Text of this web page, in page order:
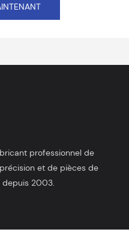
professionnel de
et de pièces de
2003.